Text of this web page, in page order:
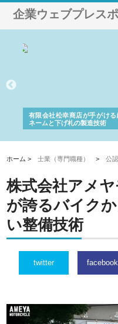
企業ウェブプレス
有限会社松幸商店が手がける
ネームと下げ札の製造技術
ホーム >士業（専門職種） >公
株式会社アメ
が誇るバイク
い整備技術
twitter facebook